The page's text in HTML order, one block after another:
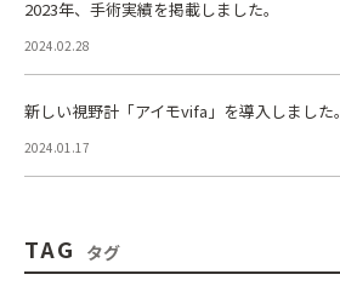
2023年、手術実績を掲載しました。
2024.02.28
新しい視野計「アイモvifa」を導入しました。
2024.01.17
TAG タグ